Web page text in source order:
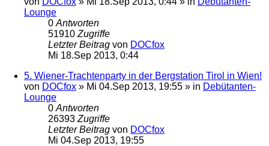
Lounge
0 Antworten
51910 Zugriffe
Letzter Beitrag von DOCfox
Mi 18.Sep 2013, 0:44
5. Wiener-Trachtenparty in der Bergstation Tirol in Wien!
von DOCfox » Mi 04.Sep 2013, 19:55 » in Debütanten-
Lounge
0 Antworten
26393 Zugriffe
Letzter Beitrag von DOCfox
Mi 04.Sep 2013, 19:55